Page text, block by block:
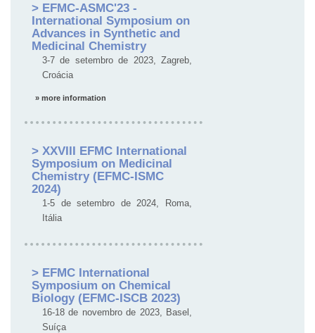
> EFMC-ASMC'23 -
International Symposium on
Advances in Synthetic and
Medicinal Chemistry
3-7 de setembro de 2023, Zagreb,
Croácia
» more information
> XXVIII EFMC International
Symposium on Medicinal
Chemistry (EFMC-ISMC
2024)
1-5 de setembro de 2024, Roma,
Itália
> EFMC International
Symposium on Chemical
Biology (EFMC-ISCB 2023)
16-18 de novembro de 2023, Basel,
Suíça